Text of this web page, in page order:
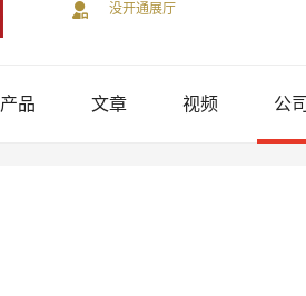
没开通展厅
产品 文章 视频 公